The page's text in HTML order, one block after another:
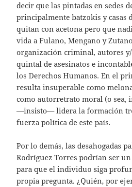
decir que las pintadas en sedes
principalmente batzokis y casas
quitan con acetona pero que
vida a Fulano, Mengano y
organización criminal, autores
quintal de asesinatos e
los Derechos Humanos. En el
resulta insuperable como
como autorretrato moral (o sea,
—insisto— lidera la formación
fuerza política de este país.
Por lo demás, las desahogadas
Rodríguez Torres podrían ser
para que el individuo siga
propia pregunta. ¿Quién, por